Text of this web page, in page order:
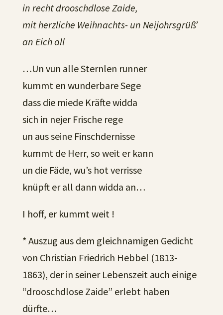
in recht drooschdlose Zaide,
mit herzliche Weihnachts- un Neijohrsgrüß’
an Eich all
…Un vun alle Sternlen runner
kummt en wunderbare Sege
dass die miede Kräfte widda
sich in nejer Frische rege
un aus seine Finschdernisse
kummt de Herr, so weit er kann
un die Fäde, wu’s hot verrisse
knüpft er all dann widda an…
I hoff, er kummt weit !
* Auszug aus dem gleichnamigen Gedicht
von Christian Friedrich Hebbel (1813-
1863), der in seiner Lebenszeit auch einige
“drooschdlose Zaide” erlebt haben
dürfte…